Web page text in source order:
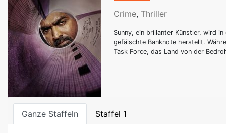
Crime, Thriller
Sunny, ein brillanter Künstler, wird
gefälschte Banknote herstellt.
Task Force, das Land von der
Ganze Staffeln Staffel 1